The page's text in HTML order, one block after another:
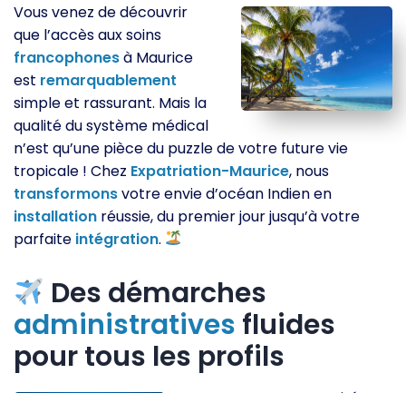
Vous venez de découvrir
que l’accès aux soins
francophonesà Maurice
est remarquablement
simple et rassurant. Mais la
qualité du système médical
n’est qu’une pièce du puzzle de votre future vie
tropicale ! Chez Expatriation-Maurice, nous
transformonsvotre envie d’océan Indien en
installation réussie, du premier jour jusqu’à votre
parfaite intégration.
Des démarches
administratives fluides
pour tous les profils